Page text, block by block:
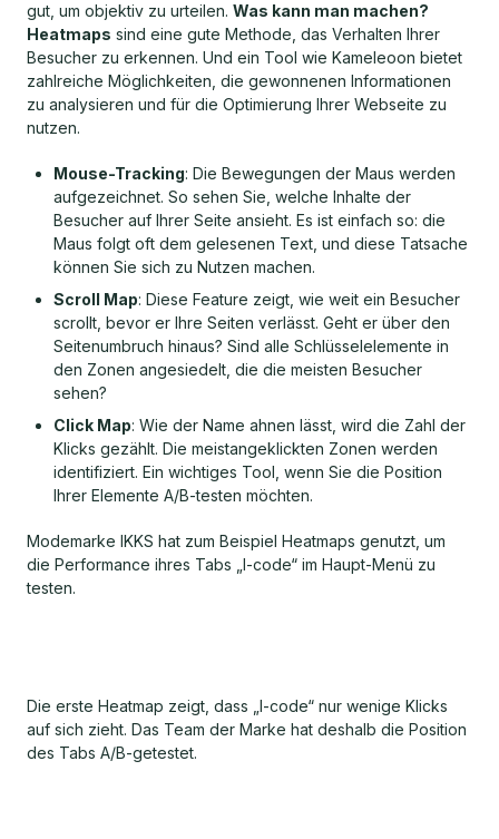
gut, um objektiv zu urteilen. Was kann man machen?
Heatmaps sind eine gute Methode, das Verhalten Ihrer
Besucher zu erkennen. Und ein Tool wie Kameleoon bietet
zahlreiche Möglichkeiten, die gewonnenen Informationen
zu analysieren und für die Optimierung Ihrer Webseite zu
nutzen.
Mouse-Tracking: Die Bewegungen der Maus werden
aufgezeichnet. So sehen Sie, welche Inhalte der
Besucher auf Ihrer Seite ansieht. Es ist einfach so: die
Maus folgt oft dem gelesenen Text, und diese Tatsache
können Sie sich zu Nutzen machen.
Scroll Map: Diese Feature zeigt, wie weit ein Besucher
scrollt, bevor er Ihre Seiten verlässt. Geht er über den
Seitenumbruch hinaus? Sind alle Schlüsselelemente in
den Zonen angesiedelt, die die meisten Besucher
sehen?
Click Map: Wie der Name ahnen lässt, wird die Zahl der
Klicks gezählt. Die meistangeklickten Zonen werden
identifiziert. Ein wichtiges Tool, wenn Sie die Position
Ihrer Elemente A/B-testen möchten.
Modemarke IKKS hat zum Beispiel Heatmaps genutzt, um
die Performance ihres Tabs „I-code“ im Haupt-Menü zu
testen.
Die erste Heatmap zeigt, dass „I-code“ nur wenige Klicks
auf sich zieht. Das Team der Marke hat deshalb die Position
des Tabs A/B-getestet.